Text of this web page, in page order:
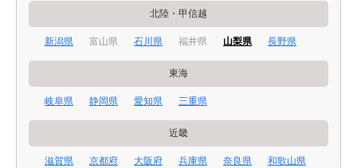
北陸・甲信越
新潟県 富山県 石川県 福井県 山梨県 長野県
東海
岐阜県 静岡県 愛知県 三重県
近畿
滋賀県 京都府 大阪府 兵庫県 奈良県 和歌山県